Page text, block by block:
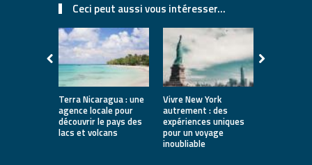
Ceci peut aussi vous intéresser...
Terra Nicaragua : une
agence locale pour
découvrir le pays des
lacs et volcans
Vivre New York
autrement : des
expériences uniques
pour un voyage
inoubliable